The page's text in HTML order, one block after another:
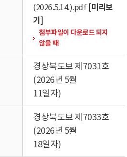
(2026.5.14.).pdf [미리보
기]
첨부파일이 다운로드 되지
않을 때
경상북도보 제7031호
(2026년 5월
11일자)
경상북도보 제7033호
(2026년 5월
18일자)